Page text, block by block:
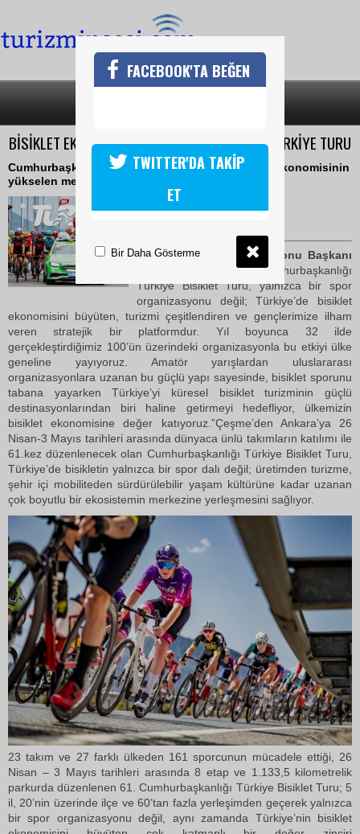
BİSİKLET EKONOMİSİNİN YÜKSELEN MERKEZİ: TÜRKİYE TURU
Cumhurbaşkanlığı Türkiye Bisiklet Turu, bisiklet ekonomisinin
yükselen merkezi
22 Nisan 2026 Çarşamba 10:27
Türkiye Bisiklet Federasyonu Başkanı
: “Cumhurbaşkanlığı
Türkiye Bisiklet Turu, yalnızca bir spor
organizasyonu değil; Türkiye’de bisiklet
ekonomisini büyüten, turizmi çeşitlendiren ve gençlerimize ilham
veren stratejik bir platformdur. Yıl boyunca 32 ilde
gerçekleştirdiğimiz 100’ün üzerindeki organizasyonla bu etkiyi ülke
geneline yayıyoruz. Amatör yarışlardan uluslararası
organizasyonlara uzanan bu güçlü yapı sayesinde, bisiklet sporunu
tabana yayarken Türkiye’yi küresel bisiklet turizminin güçlü
destinasyonlarından biri haline getirmeyi hedefliyor, ülkemizin
bisiklet ekonomisine değer katıyoruz.”Çeşme’den Ankara’ya 26
Nisan-3 Mayıs tarihleri arasında dünyaca ünlü takımların katılımı ile
61.kez düzenlenecek olan Cumhurbaşkanlığı Türkiye Bisiklet Turu,
Türkiye’de bisikletin yalnızca bir spor dalı değil; üretimden turizme,
şehir içi mobiliteden sürdürülebilir yaşam kültürüne kadar uzanan
çok boyutlu bir ekosistemin merkezine yerleşmesini sağlıyor.
23 takım ve 27 farklı ülkeden 161 sporcunun mücadele ettiği, 26
Nisan – 3 Mayıs tarihleri arasında 8 etap ve 1.133,5 kilometrelik
parkurda düzenlenen 61. Cumhurbaşkanlığı Türkiye Bisiklet Turu; 5
il, 20’nin üzerinde ilçe ve 60’tan fazla yerleşimden geçerek yalnızca
bir spor organizasyonu değil, aynı zamanda Türkiye’nin bisiklet
FACEBOOK'TA BEĞEN
TWITTER'DA TAKİP
ET
Bir Daha Gösterme